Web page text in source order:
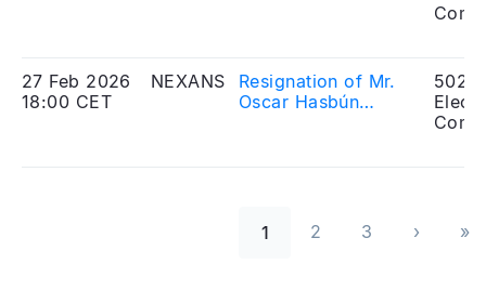
Nexans à compter
du 20 mai 2026
27 Feb 2026
18:00 CET
NEXANS
Resignation of Mr.
Oscar Hasbún
1 2 3 ››› »